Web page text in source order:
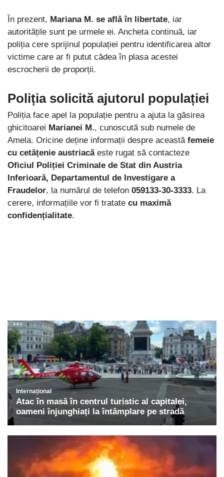
În prezent, Mariana M. se află în libertate, iar
autoritățile sunt pe urmele ei. Ancheta continuă, iar
poliția cere sprijinul populației pentru identificarea altor
victime care ar fi putut cădea în plasa acestei
escrocherii de proporții.
Poliția solicită ajutorul populației
Poliția face apel la populație pentru a ajuta la găsirea
ghicitoarei Marianei M., cunoscută sub numele de
Amela. Oricine deține informații despre această femeie
cu cetățenie austriacăeste rugat să contacteze
Oficiul Poliției Criminale de Stat din Austria
Inferioară, Departamentul de Investigare a
Fraudelor, la numărul de telefon 059133-30-3333. La
cerere, informațiile vor fi tratate cu maximă
confidențialitate.